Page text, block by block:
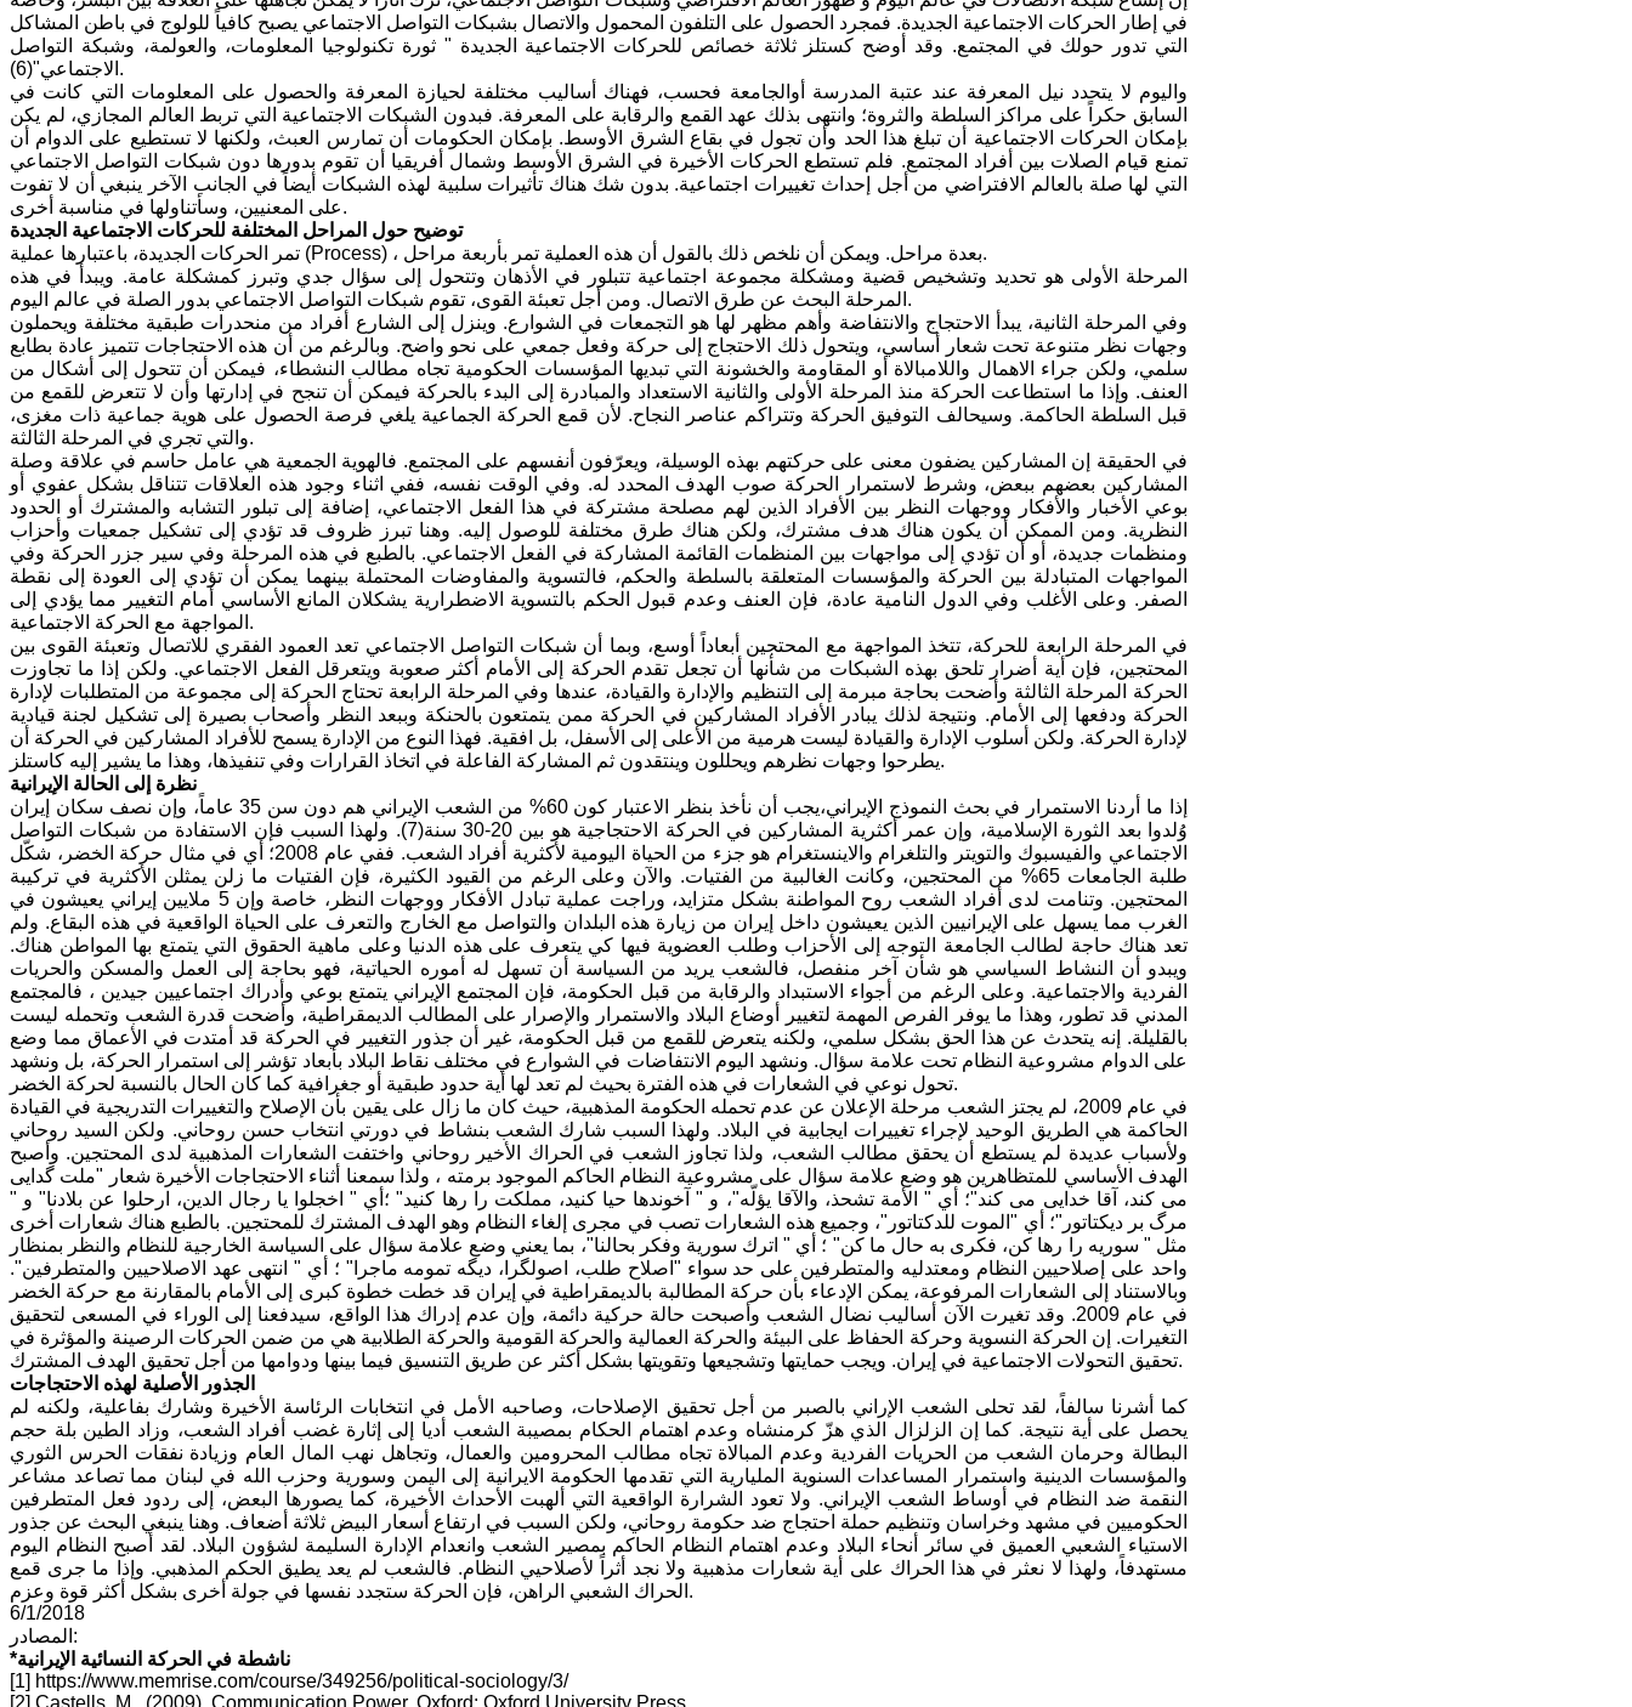
في إطار الحركات الاجتماعية الجديدة. فمجرد الحصول على التلفون المحمول والاتصال بشبكات التواصل الاجتماعي يصبح كافياً للولوج في باطن المشاكل
التي تدور حولك في المجتمع. وقد أوضح كستلز ثلاثة خصائص للحركات الاجتماعية الجديدة " ثورة تكنولوجيا المعلومات، والعولمة، وشبكة التواصل
الاجتماعي"(6).
واليوم لا يتحدد نيل المعرفة عند عتبة المدرسة أوالجامعة فحسب، فهناك أساليب مختلفة لحيازة المعرفة والحصول على المعلومات التي كانت في
السابق حكراً على مراكز السلطة والثروة؛ وانتهى بذلك عهد القمع والرقابة على المعرفة. فبدون الشبكات الاجتماعية التي تربط العالم المجازي، لم يكن
بإمكان الحركات الاجتماعية أن تبلغ هذا الحد وأن تجول في بقاع الشرق الأوسط. بإمكان الحكومات أن تمارس العبث، ولكنها لا تستطيع على الدوام أن
تمنع قيام الصلات بين أفراد المجتمع. فلم تستطع الحركات الأخيرة في الشرق الأوسط وشمال أفريقيا أن تقوم بدورها دون شبكات التواصل الاجتماعي
التي لها صلة بالعالم الافتراضي من أجل إحداث تغييرات اجتماعية. بدون شك هناك تأثيرات سلبية لهذه الشبكات أيضاً في الجانب الآخر ينبغي أن لا تفوت
على المعنيين، وسأتناولها في مناسبة أخرى.
توضيح حول المراحل المختلفة للحركات الاجتماعية الجديدة
تمر الحركات الجديدة، باعتبارها عملية (Process) ، بعدة مراحل. ويمكن أن نلخص ذلك بالقول أن هذه العملية تمر بأربعة مراحل.
المرحلة الأولى هو تحديد وتشخيص قضية ومشكلة مجموعة اجتماعية تتبلور في الأذهان وتتحول إلى سؤال جدي وتبرز كمشكلة عامة. ويبدأ في هذه
المرحلة البحث عن طرق الاتصال. ومن أجل تعبئة القوى، تقوم شبكات التواصل الاجتماعي بدور الصلة في عالم اليوم.
وفي المرحلة الثانية، يبدأ الاحتجاج والانتفاضة وأهم مظهر لها هو التجمعات في الشوارع. وينزل إلى الشارع أفراد من منحدرات طبقية مختلفة ويحملون
وجهات نظر متنوعة تحت شعار أساسي، ويتحول ذلك الاحتجاج إلى حركة وفعل جمعي على نحو واضح. وبالرغم من أن هذه الاحتجاجات تتميز عادة بطابع
سلمي، ولكن جراء الاهمال واللامبالاة أو المقاومة والخشونة التي تبديها المؤسسات الحكومية تجاه مطالب النشطاء، فيمكن أن تتحول إلى أشكال من
العنف. وإذا ما استطاعت الحركة منذ المرحلة الأولى والثانية الاستعداد والمبادرة إلى البدء بالحركة فيمكن أن تنجح في إدارتها وأن لا تتعرض للقمع من
قبل السلطة الحاكمة. وسيحالف التوفيق الحركة وتتراكم عناصر النجاح. لأن قمع الحركة الجماعية يلغي فرصة الحصول على هوية جماعية ذات مغزى،
والتي تجري في المرحلة الثالثة.
في الحقيقة إن المشاركين يضفون معنى على حركتهم بهذه الوسيلة، ويعرّفون أنفسهم على المجتمع. فالهوية الجمعية هي عامل حاسم في علاقة وصلة
المشاركين بعضهم ببعض، وشرط لاستمرار الحركة صوب الهدف المحدد له. وفي الوقت نفسه، ففي اثناء وجود هذه العلاقات تتناقل بشكل عفوي أو
بوعي الأخبار والأفكار ووجهات النظر بين الأفراد الذين لهم مصلحة مشتركة في هذا الفعل الاجتماعي، إضافة إلى تبلور التشابه والمشترك أو الحدود
النظرية. ومن الممكن أن يكون هناك هدف مشترك، ولكن هناك طرق مختلفة للوصول إليه. وهنا تبرز ظروف قد تؤدي إلى تشكيل جمعيات وأحزاب
ومنظمات جديدة، أو أن تؤدي إلى مواجهات بين المنظمات القائمة المشاركة في الفعل الاجتماعي. بالطبع في هذه المرحلة وفي سير جزر الحركة وفي
المواجهات المتبادلة بين الحركة والمؤسسات المتعلقة بالسلطة والحكم، فالتسوية والمفاوضات المحتملة بينهما يمكن أن تؤدي إلى العودة إلى نقطة
الصفر. وعلى الأغلب وفي الدول النامية عادة، فإن العنف وعدم قبول الحكم بالتسوية الاضطرارية يشكلان المانع الأساسي أمام التغيير مما يؤدي إلى
المواجهة مع الحركة الاجتماعية.
في المرحلة الرابعة للحركة، تتخذ المواجهة مع المحتجين أبعاداً أوسع، وبما أن شبكات التواصل الاجتماعي تعد العمود الفقري للاتصال وتعبئة القوى بين
المحتجين، فإن أية أضرار تلحق بهذه الشبكات من شأنها أن تجعل تقدم الحركة إلى الأمام أكثر صعوبة ويتعرقل الفعل الاجتماعي. ولكن إذا ما تجاوزت
الحركة المرحلة الثالثة وأضحت بحاجة مبرمة إلى التنظيم والإدارة والقيادة، عندها وفي المرحلة الرابعة تحتاج الحركة إلى مجموعة من المتطلبات لإدارة
الحركة ودفعها إلى الأمام. ونتيجة لذلك يبادر الأفراد المشاركين في الحركة ممن يتمتعون بالحنكة وببعد النظر وأصحاب بصيرة إلى تشكيل لجنة قيادية
لإدارة الحركة. ولكن أسلوب الإدارة والقيادة ليست هرمية من الأعلى إلى الأسفل، بل افقية. فهذا النوع من الإدارة يسمح للأفراد المشاركين في الحركة أن
يطرحوا وجهات نظرهم ويحللون وينتقدون ثم المشاركة الفاعلة في اتخاذ القرارات وفي تنفيذها، وهذا ما يشير إليه كاستلز.
نظرة إلى الحالة الإيرانية
إذا ما أردنا الاستمرار في بحث النموذج الإيراني،يجب أن نأخذ بنظر الاعتبار كون 60% من الشعب الإيراني هم دون سن 35 عاماً، وإن نصف سكان إيران
وُلدوا بعد الثورة الإسلامية، وإن عمر أكثرية المشاركين في الحركة الاحتجاجية هو بين 20-30 سنة(7). ولهذا السبب فإن الاستفادة من شبكات التواصل
الاجتماعي والفيسبوك والتويتر والتلغرام والاينستغرام هو جزء من الحياة اليومية لأكثرية أفراد الشعب. ففي عام 2008؛ أي في مثال حركة الخضر، شكّل
طلبة الجامعات 65% من المحتجين، وكانت الغالبية من الفتيات. والآن وعلى الرغم من القيود الكثيرة، فإن الفتيات ما زلن يمثلن الأكثرية في تركيبة
المحتجين. وتنامت لدى أفراد الشعب روح المواطنة بشكل متزايد، وراجت عملية تبادل الأفكار ووجهات النظر، خاصة وإن 5 ملايين إيراني يعيشون في
الغرب مما يسهل على الإيرانيين الذين يعيشون داخل إيران من زيارة هذه البلدان والتواصل مع الخارج والتعرف على الحياة الواقعية في هذه البقاع. ولم
تعد هناك حاجة لطالب الجامعة التوجه إلى الأحزاب وطلب العضوية فيها كي يتعرف على هذه الدنيا وعلى ماهية الحقوق التي يتمتع بها المواطن هناك.
ويبدو أن النشاط السياسي هو شأن آخر منفصل، فالشعب يريد من السياسة أن تسهل له أموره الحياتية، فهو بحاجة إلى العمل والمسكن والحريات
الفردية والاجتماعية. وعلى الرغم من أجواء الاستبداد والرقابة من قبل الحكومة، فإن المجتمع الإيراني يتمتع بوعي وأدراك اجتماعيين جيدين ، فالمجتمع
المدني قد تطور، وهذا ما يوفر الفرص المهمة لتغيير أوضاع البلاد والاستمرار والإصرار على المطالب الديمقراطية، وأضحت قدرة الشعب وتحمله ليست
بالقليلة. إنه يتحدث عن هذا الحق بشكل سلمي، ولكنه يتعرض للقمع من قبل الحكومة، غير أن جذور التغيير في الحركة قد أمتدت في الأعماق مما وضع
على الدوام مشروعية النظام تحت علامة سؤال. ونشهد اليوم الانتفاضات في الشوارع في مختلف نقاط البلاد بأبعاد تؤشر إلى استمرار الحركة، بل ونشهد
تحول نوعي في الشعارات في هذه الفترة بحيث لم تعد لها أية حدود طبقية أو جغرافية كما كان الحال بالنسبة لحركة الخضر.
في عام 2009، لم يجتز الشعب مرحلة الإعلان عن عدم تحمله الحكومة المذهبية، حيث كان ما زال على يقين بأن الإصلاح والتغييرات التدريجية في القيادة
الحاكمة هي الطريق الوحيد لإجراء تغييرات ايجابية في البلاد. ولهذا السبب شارك الشعب بنشاط في دورتي انتخاب حسن روحاني. ولكن السيد روحاني
ولأسباب عديدة لم يستطع أن يحقق مطالب الشعب، ولذا تجاوز الشعب في الحراك الأخير روحاني واختفت الشعارات المذهبية لدى المحتجين. وأصبح
الهدف الأساسي للمتظاهرين هو وضع علامة سؤال على مشروعية النظام الحاكم الموجود برمته ، ولذا سمعنا أثناء الاحتجاجات الأخيرة شعار "ملت گدايى
مى كند، آقا خدايى مى كند"؛ أي " الأمة تشحذ، والآقا يؤلّه"، و " آخوند‌ها حیا کنید، مملکت را‌‌ رها کنید" ؛أي " اخجلوا يا رجال الدين، ارحلوا عن بلادنا" و "
مرگ بر دیکتاتور"؛ أي "الموت للدكتاتور"، وجميع هذه الشعارات تصب في مجرى إلغاء النظام وهو الهدف المشترك للمحتجين. بالطبع هناك شعارات أخرى
مثل " سوریه را‌‌ رها کن، فکری به حال ما کن" ؛ أي " اترك سورية وفكر بحالنا"، بما يعني وضع علامة سؤال على السياسة الخارجية للنظام والنظر بمنظار
واحد على إصلاحيين النظام ومعتدليه والمتطرفين على حد سواء "اصلاح طلب، اصولگرا، دیگه تمومه ماجرا" ؛ أي " انتهى عهد الاصلاحيين والمتطرفين".
وبالاستناد إلى الشعارات المرفوعة، يمكن الإدعاء بأن حركة المطالبة بالديمقراطية في إيران قد خطت خطوة كبرى إلى الأمام بالمقارنة مع حركة الخضر
في عام 2009. وقد تغيرت الآن أساليب نضال الشعب وأصبحت حالة حركية دائمة، وإن عدم إدراك هذا الواقع، سيدفعنا إلى الوراء في المسعى لتحقيق
التغيرات. إن الحركة النسوية وحركة الحفاظ على البيئة والحركة العمالية والحركة القومية والحركة الطلابية هي من ضمن الحركات الرصينة والمؤثرة في
تحقيق التحولات الاجتماعية في إيران. ويجب حمايتها وتشجيعها وتقويتها بشكل أكثر عن طريق التنسيق فيما بينها ودوامها من أجل تحقيق الهدف المشترك.
الجذور الأصلية لهذه الاحتجاجات
كما أشرنا سالفاً، لقد تحلى الشعب الإراني بالصبر من أجل تحقيق الإصلاحات، وصاحبه الأمل في انتخابات الرئاسة الأخيرة وشارك بفاعلية، ولكنه لم
يحصل على أية نتيجة. كما إن الزلزال الذي هزّ كرمنشاه وعدم اهتمام الحكام بمصيبة الشعب أديا إلى إثارة غضب أفراد الشعب، وزاد الطين بلة حجم
البطالة وحرمان الشعب من الحريات الفردية وعدم المبالاة تجاه مطالب المحرومين والعمال، وتجاهل نهب المال العام وزيادة نفقات الحرس الثوري
والمؤسسات الدينية واستمرار المساعدات السنوية المليارية التي تقدمها الحكومة الايرانية إلى اليمن وسورية وحزب الله في لبنان مما تصاعد مشاعر
النقمة ضد النظام في أوساط الشعب الإيراني. ولا تعود الشرارة الواقعية التي ألهبت الأحداث الأخيرة، كما يصورها البعض، إلى ردود فعل المتطرفين
الحكوميين في مشهد وخراسان وتنظيم حملة احتجاج ضد حكومة روحاني، ولكن السبب في ارتفاع أسعار البيض ثلاثة أضعاف. وهنا ينبغي البحث عن جذور
الاستياء الشعبي العميق في سائر أنحاء البلاد وعدم اهتمام النظام الحاكم بمصير الشعب وانعدام الإدارة السليمة لشؤون البلاد. لقد أصبح النظام اليوم
مستهدفاً، ولهذا لا نعثر في هذا الحراك على أية شعارات مذهبية ولا نجد أثراً لأصلاحيي النظام. فالشعب لم يعد يطيق الحكم المذهبي. وإذا ما جرى قمع
الحراك الشعبي الراهن، فإن الحركة ستجدد نفسها في جولة أخرى بشكل أكثر قوة وعزم.
6/1/2018
المصادر:
*ناشطة في الحركة النسائية الإيرانية
[1] https://www.memrise.com/course/349256/political-sociology/3/
[2] Castells, M., (2009), Communication Power. Oxford: Oxford University Press